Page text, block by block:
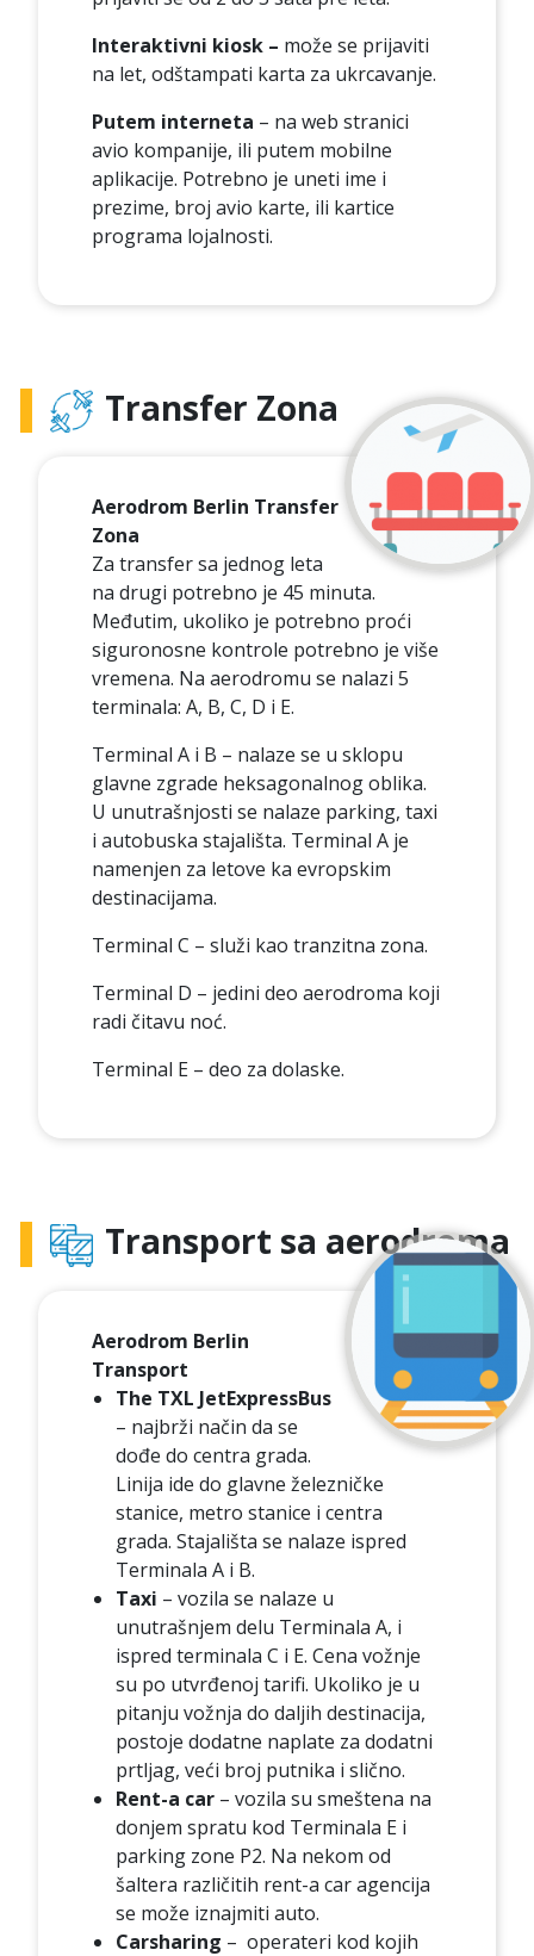
Interaktivni kiosk – može se prijaviti
na let, odštampati karta za ukrcavanje.
Putem interneta – na web stranici
avio kompanije, ili putem mobilne
aplikacije. Potrebno je uneti ime i
prezime, broj avio karte, ili kartice
programa lojalnosti.
Transfer Zona
Aerodrom Berlin Transfer
Zona
Za transfer sa jednog leta
na drugi potrebno je 45 minuta.
Međutim, ukoliko je potrebno proći
siguronosne kontrole potrebno je više
vremena. Na aerodromu se nalazi 5
terminala: A, B, C, D i E.
Terminal A i B – nalaze se u sklopu
glavne zgrade heksagonalnog oblika.
U unutrašnjosti se nalaze parking, taxi
i autobuska stajališta. Terminal A je
namenjen za letove ka evropskim
destinacijama.
Terminal C – služi kao tranzitna zona.
Terminal D – jedini deo aerodroma koji
radi čitavu noć.
Terminal E – deo za dolaske.
Transport sa aerodroma
Aerodrom Berlin
Transport
The TXL JetExpressBus
– najbrži način da se
dođe do centra grada.
Linija ide do glavne železničke
stanice, metro stanice i centra
grada. Stajališta se nalaze ispred
Terminala A i B.
Taxi – vozila se nalaze u
unutrašnjem delu Terminala A, i
ispred terminala C i E. Cena vožnje
su po utvrđenoj tarifi. Ukoliko je u
pitanju vožnja do daljih destinacija,
postoje dodatne naplate za dodatni
prtljag, veći broj putnika i slično.
Rent-a car – vozila su smeštena na
donjem spratu kod Terminala E i
parking zone P2. Na nekom od
šaltera različitih rent-a car agencija
se može iznajmiti auto.
Carsharing – operateri kod kojih